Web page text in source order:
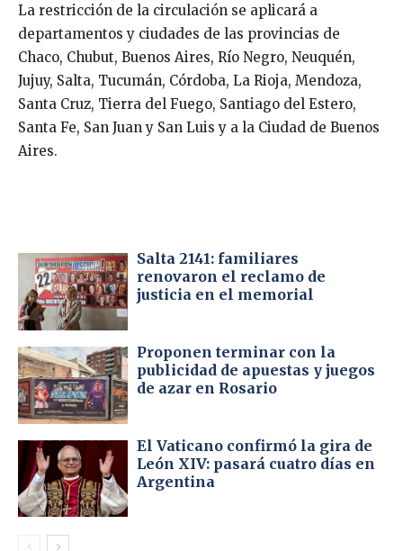
La restricción de la circulación se aplicará a
departamentos y ciudades de las provincias de
Chaco, Chubut, Buenos Aires, Río Negro, Neuquén,
Jujuy, Salta, Tucumán, Córdoba, La Rioja, Mendoza,
Santa Cruz, Tierra del Fuego, Santiago del Estero,
Santa Fe, San Juan y San Luis y a la Ciudad de Buenos
Aires.
Salta 2141: familiares
renovaron el reclamo de
justicia en el memorial
Proponen terminar con la
publicidad de apuestas y juegos
de azar en Rosario
El Vaticano confirmó la gira de
León XIV: pasará cuatro días en
Argentina